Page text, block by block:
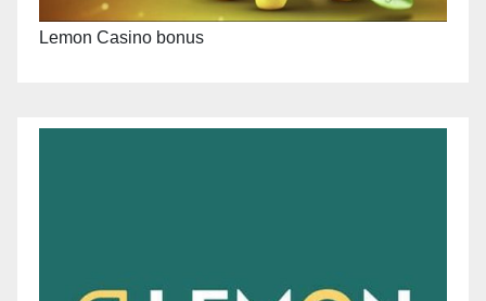
Lemon Casino bonus